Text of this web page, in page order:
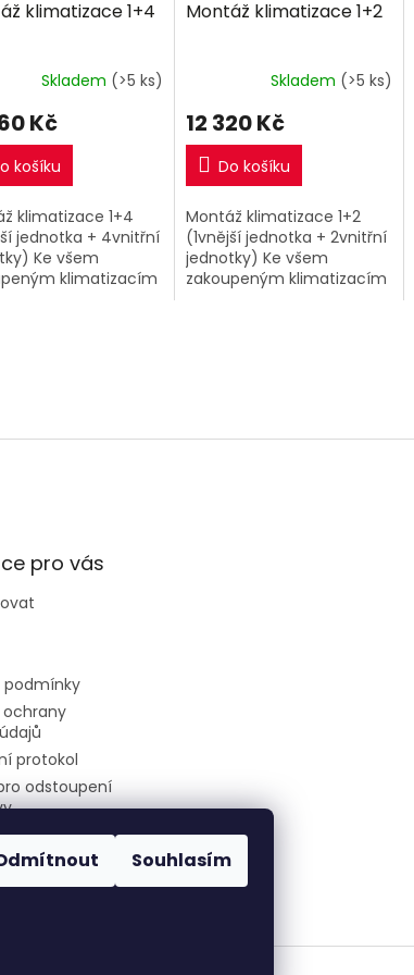
Souhlasím
R
A
klimatizace 1+4
Skladem (>5 ks)
Kč
košíku
klimatizace 1+4
jednotka + 4vnitřní
Ke všem
klimatizacím
R
A
Montáž klimatizace 1+2
Skladem (>5 ks)
12 320 Kč
Do košíku
Montáž klimatizace 1+2
(1vnější jednotka + 2vnitřní
jednotky) Ke všem
zakoupeným klimatizacím
pro vás
protokol
odstoupení